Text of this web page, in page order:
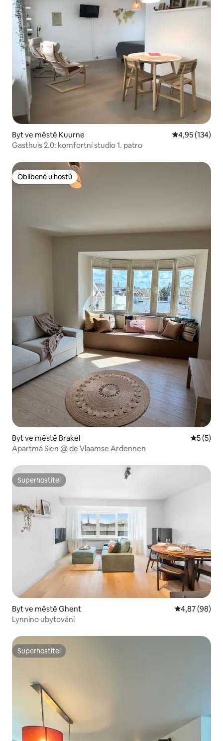
Byt ve městě Kuurne Průměrné
4,95 (134)
Gasthuis 2.0: komfortní studio 1. patro
Oblíbené u hostů
Oblíbené u hostů
Byt ve městě Brakel
5 (5)
Apartmá Sien @ de Vlaamse Ardennen
Superhostitel
Superhostitel
Byt ve městě Ghent Průměrné
4,87 (98)
Lynnino ubytování
Superhostitel
Superhostitel